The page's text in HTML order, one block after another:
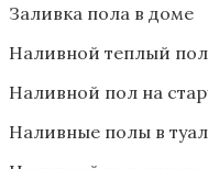
Заливка пола в доме
Наливной теплый
Наливной пол на
Наливные полы в